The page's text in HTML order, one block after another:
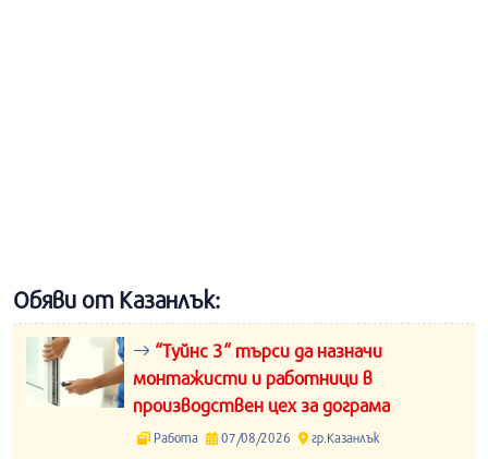
Обяви от Казанлък:
“Туйнс 3“ търси да назначи
монтажисти и работници в
производствен цех за дограма
Работа 07/08/2026 гр.Казанлък